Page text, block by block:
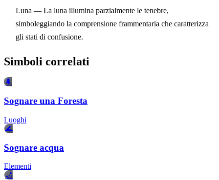
Luna — La luna illumina parzialmente le tenebre,
simboleggiando la comprensione frammentaria che caratterizza
gli stati di confusione.
Simboli correlati
🌲
Sognare una Foresta
Luoghi
🌊
Sognare acqua
Elementi
🌙